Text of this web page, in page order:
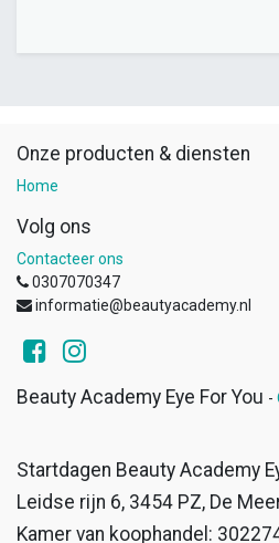
Onze producten & diensten
Home
Volg ons
Contacteer ons
0307070347
informatie@beautyacademy.nl
Beauty Academy Eye For You -
Startdagen Beauty Academy
Leidse rijn 6, 3454 PZ, De
Kamer van koophandel: